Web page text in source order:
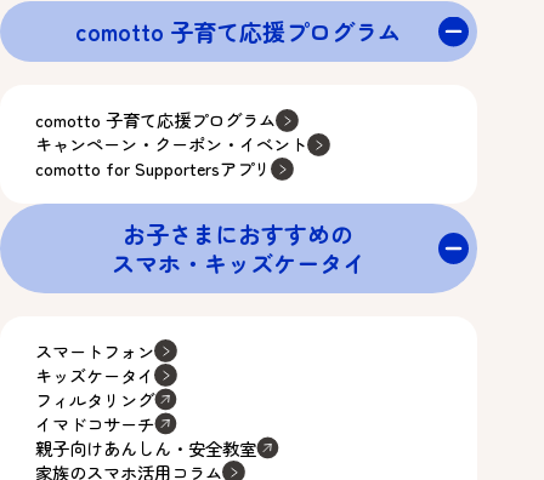
comotto 子育て応援プログラム
comotto 子育て応援プログラム
キャンペーン・クーポン・イベント
comotto for Supportersアプリ
お子さまにおすすめの
スマホ・キッズケータイ
スマートフォン
キッズケータイ
フィルタリング
イマドコサーチ
親子向けあんしん・安全教室
家族のスマホ活用コラム